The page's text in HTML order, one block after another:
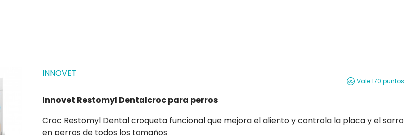
INNOVET
Vale 170 puntos
Innovet Restomyl Dentalcroc para perros
Croc Restomyl Dental croqueta funcional que mejora el aliento y controla la placa y el sarro
en perros de todos los tamaños